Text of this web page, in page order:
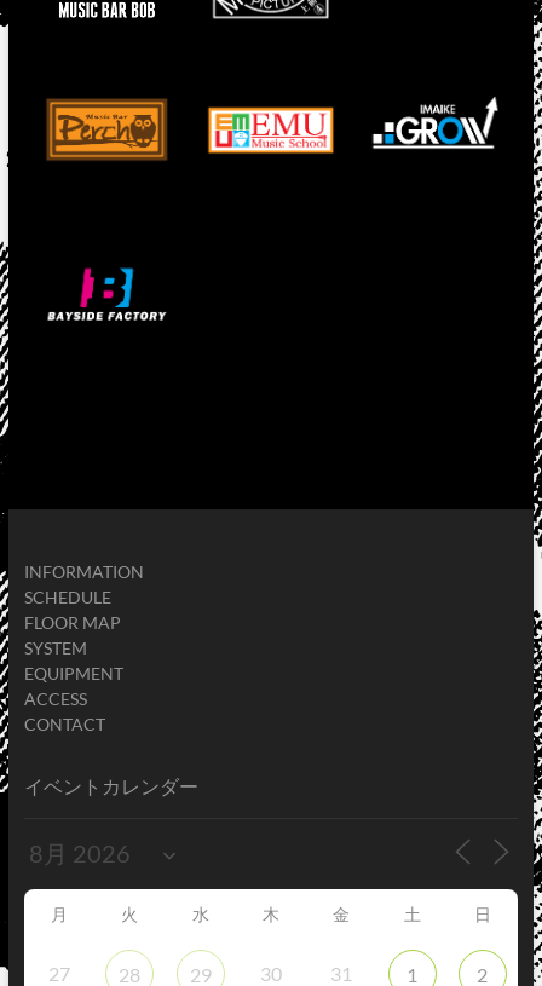
INFORMATION
SCHEDULE
FLOOR MAP
SYSTEM
EQUIPMENT
ACCESS
CONTACT
イベントカレンダー
月 火 水 木 金 土 日
27 28 29 30 31 1 2